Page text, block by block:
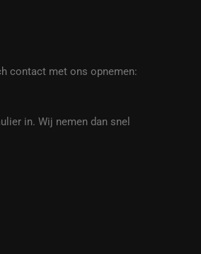
contact met ons opnemen:
in. Wij nemen dan snel